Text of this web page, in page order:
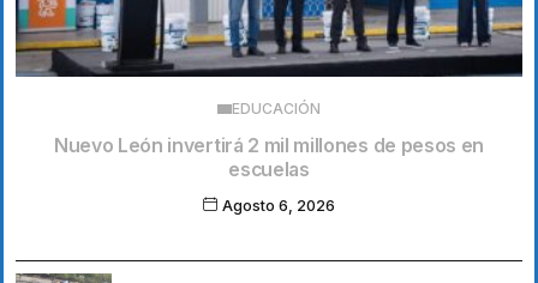
EDUCACIÓN
Nuevo León invertirá 2 mil millones de pesos en
escuelas
Agosto 6, 2026